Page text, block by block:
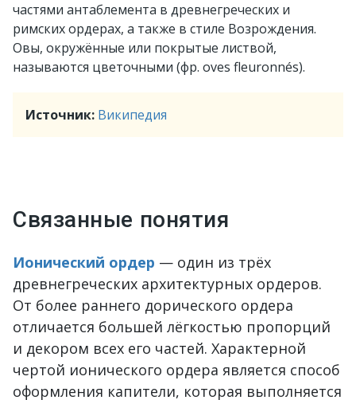
частями антаблемента в древнегреческих и
римских ордерах, а также в стиле Возрождения.
Овы, окружённые или покрытые листвой,
называются цветочными (фр. oves fleuronnés).
Источник: Википедия
Связанные понятия
Ионический ордер — один из трёх
древнегреческих архитектурных ордеров.
От более раннего дорического ордера
отличается большей лёгкостью пропорций
и декором всех его частей. Характерной
чертой ионического ордера является способ
оформления капители, которая выполняется